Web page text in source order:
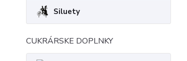
Siluety
CUKRÁRSKE DOPLNKY